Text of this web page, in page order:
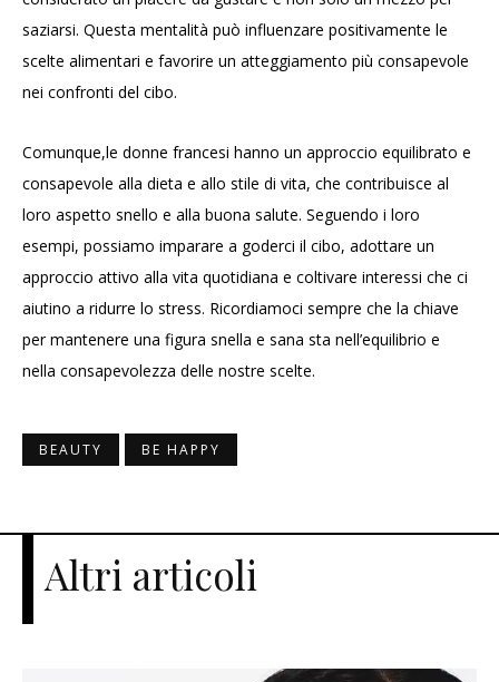
saziarsi. Questa mentalità può influenzare positivamente le
scelte alimentari e favorire un atteggiamento più consapevole
nei confronti del cibo.
Comunque,le donne francesi hanno un approccio equilibrato e
consapevole alla dieta e allo stile di vita, che contribuisce al
loro aspetto snello e alla buona salute. Seguendo i loro
esempi, possiamo imparare a goderci il cibo, adottare un
approccio attivo alla vita quotidiana e coltivare interessi che ci
aiutino a ridurre lo stress. Ricordiamoci sempre che la chiave
per mantenere una figura snella e sana sta nell’equilibrio e
nella consapevolezza delle nostre scelte.
BEAUTY BE HAPPY
Altri articoli